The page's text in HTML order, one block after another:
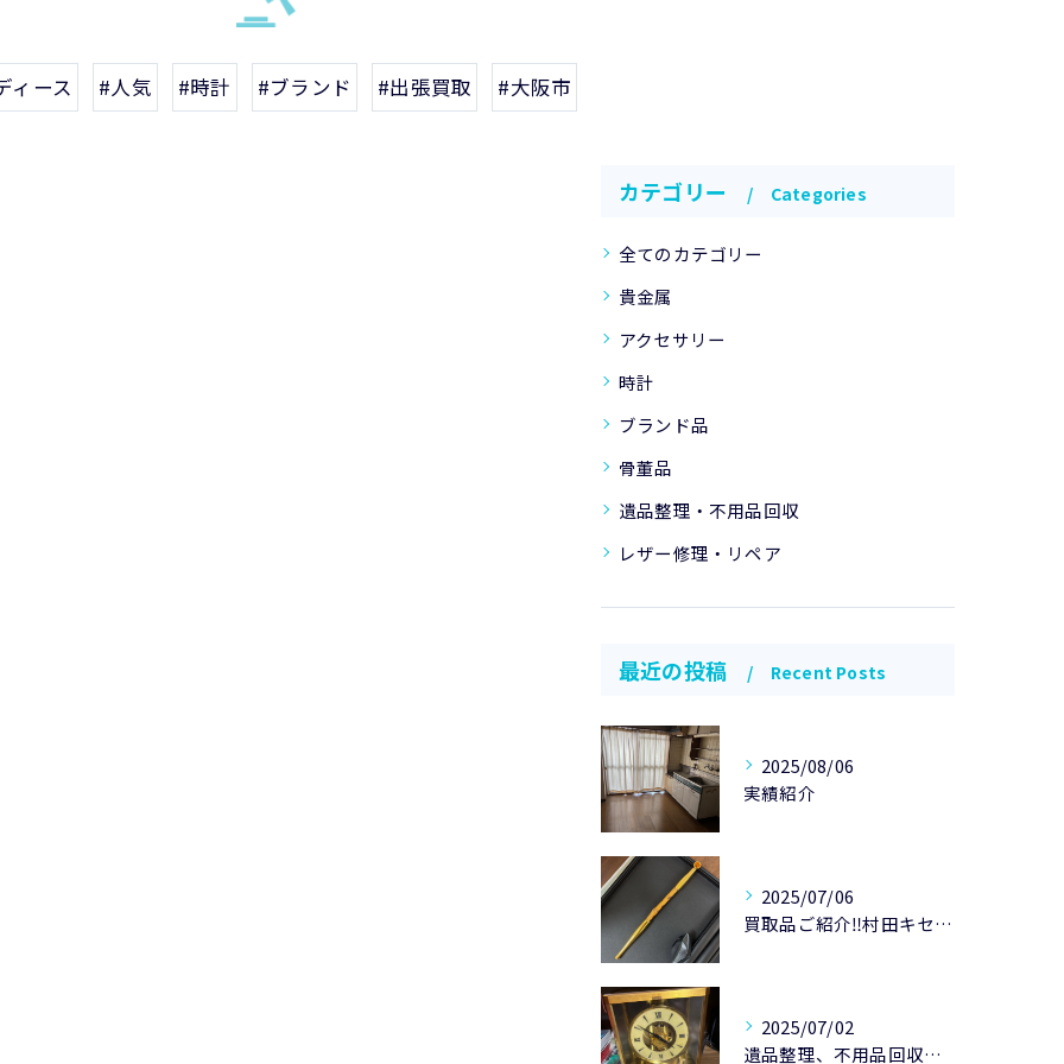
ィース #人気 #時計 #ブランド #出張買取 #大阪市
カテゴリー Categories
全てのカテゴリー
貴金属
アクセサリー
時計
ブランド品
骨董品
遺品整理・不用品回収
レザー修理・リペア
最近の投稿 Recent Posts
2025/08/06
実績紹介
2025/07/06
買取品ご紹介‼️村田キセルK20です😃
2025/07/02
遺品整理、不用品回収のご紹介です。